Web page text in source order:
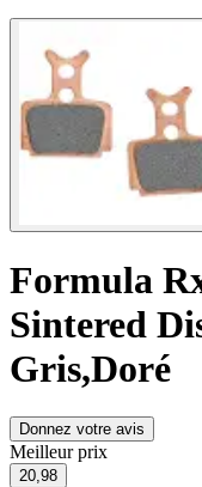
Formula
Sintered
Gris,Doré
Donnez votre avis
Meilleur prix
20,98